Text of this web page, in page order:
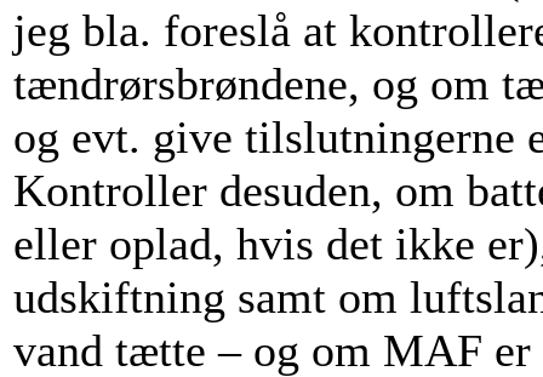
jeg bla. foreslå at
tændrørsbrøndene, og om
og evt. give tilslutningerne
Kontroller desuden, om
eller oplad, hvis det ikke
udskiftning samt om
vand tætte – og om MAF